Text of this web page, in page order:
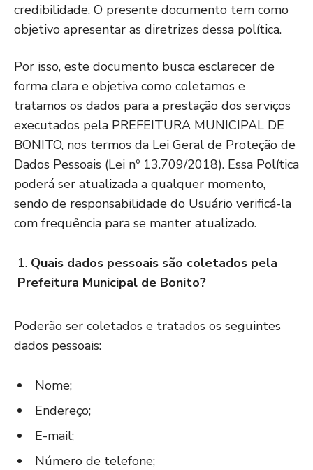
credibilidade. O presente documento tem como
objetivo apresentar as diretrizes dessa política.
Por isso, este documento busca esclarecer de
forma clara e objetiva como coletamos e
tratamos os dados para a prestação dos serviços
executados pela PREFEITURA MUNICIPAL DE
BONITO, nos termos da Lei Geral de Proteção de
Dados Pessoais (Lei nº 13.709/2018). Essa Política
poderá ser atualizada a qualquer momento,
sendo de responsabilidade do Usuário verificá-la
com frequência para se manter atualizado.
Quais dados pessoais são coletados pela
Prefeitura Municipal de Bonito?
Poderão ser coletados e tratados os seguintes
dados pessoais:
Nome;
Endereço;
E-mail;
Número de telefone;